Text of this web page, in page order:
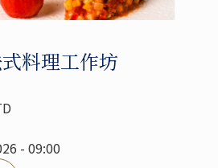
料理工作坊
- 09:00